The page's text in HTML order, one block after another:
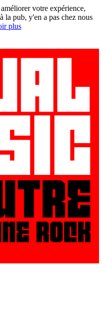
votre expérience,
la pub, y'en a pas chez nous
plus